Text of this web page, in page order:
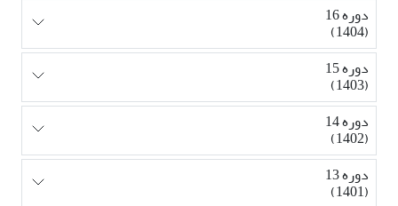
دوره 16
(1404)
دوره 15
(1403)
دوره 14
(1402)
دوره 13
(1401)